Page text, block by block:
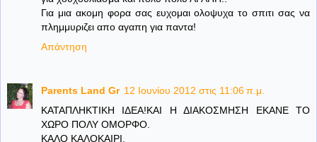
Για μια ακομη φορα σας ευχομαι ολοψυχα το σπιτι σας να
πλημμυριζει απο αγαπη για παντα!
Απάντηση
Parents Land Gr 12 Ιουνίου 2012 στις 11:06 π.μ.
ΚΑΤΑΠΛΗΚΤΙΚΗ ΙΔΕΑ!ΚΑΙ Η ΔΙΑΚΟΣΜΗΣΗ ΕΚΑΝΕ ΤΟ
ΧΩΡΟ ΠΟΛΥ ΟΜΟΡΦΟ.
ΚΑΛΟ ΚΑΛΟΚΑΙΡΙ.